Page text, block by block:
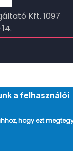
Kft. 1097
a felhasználói
hogy ezt